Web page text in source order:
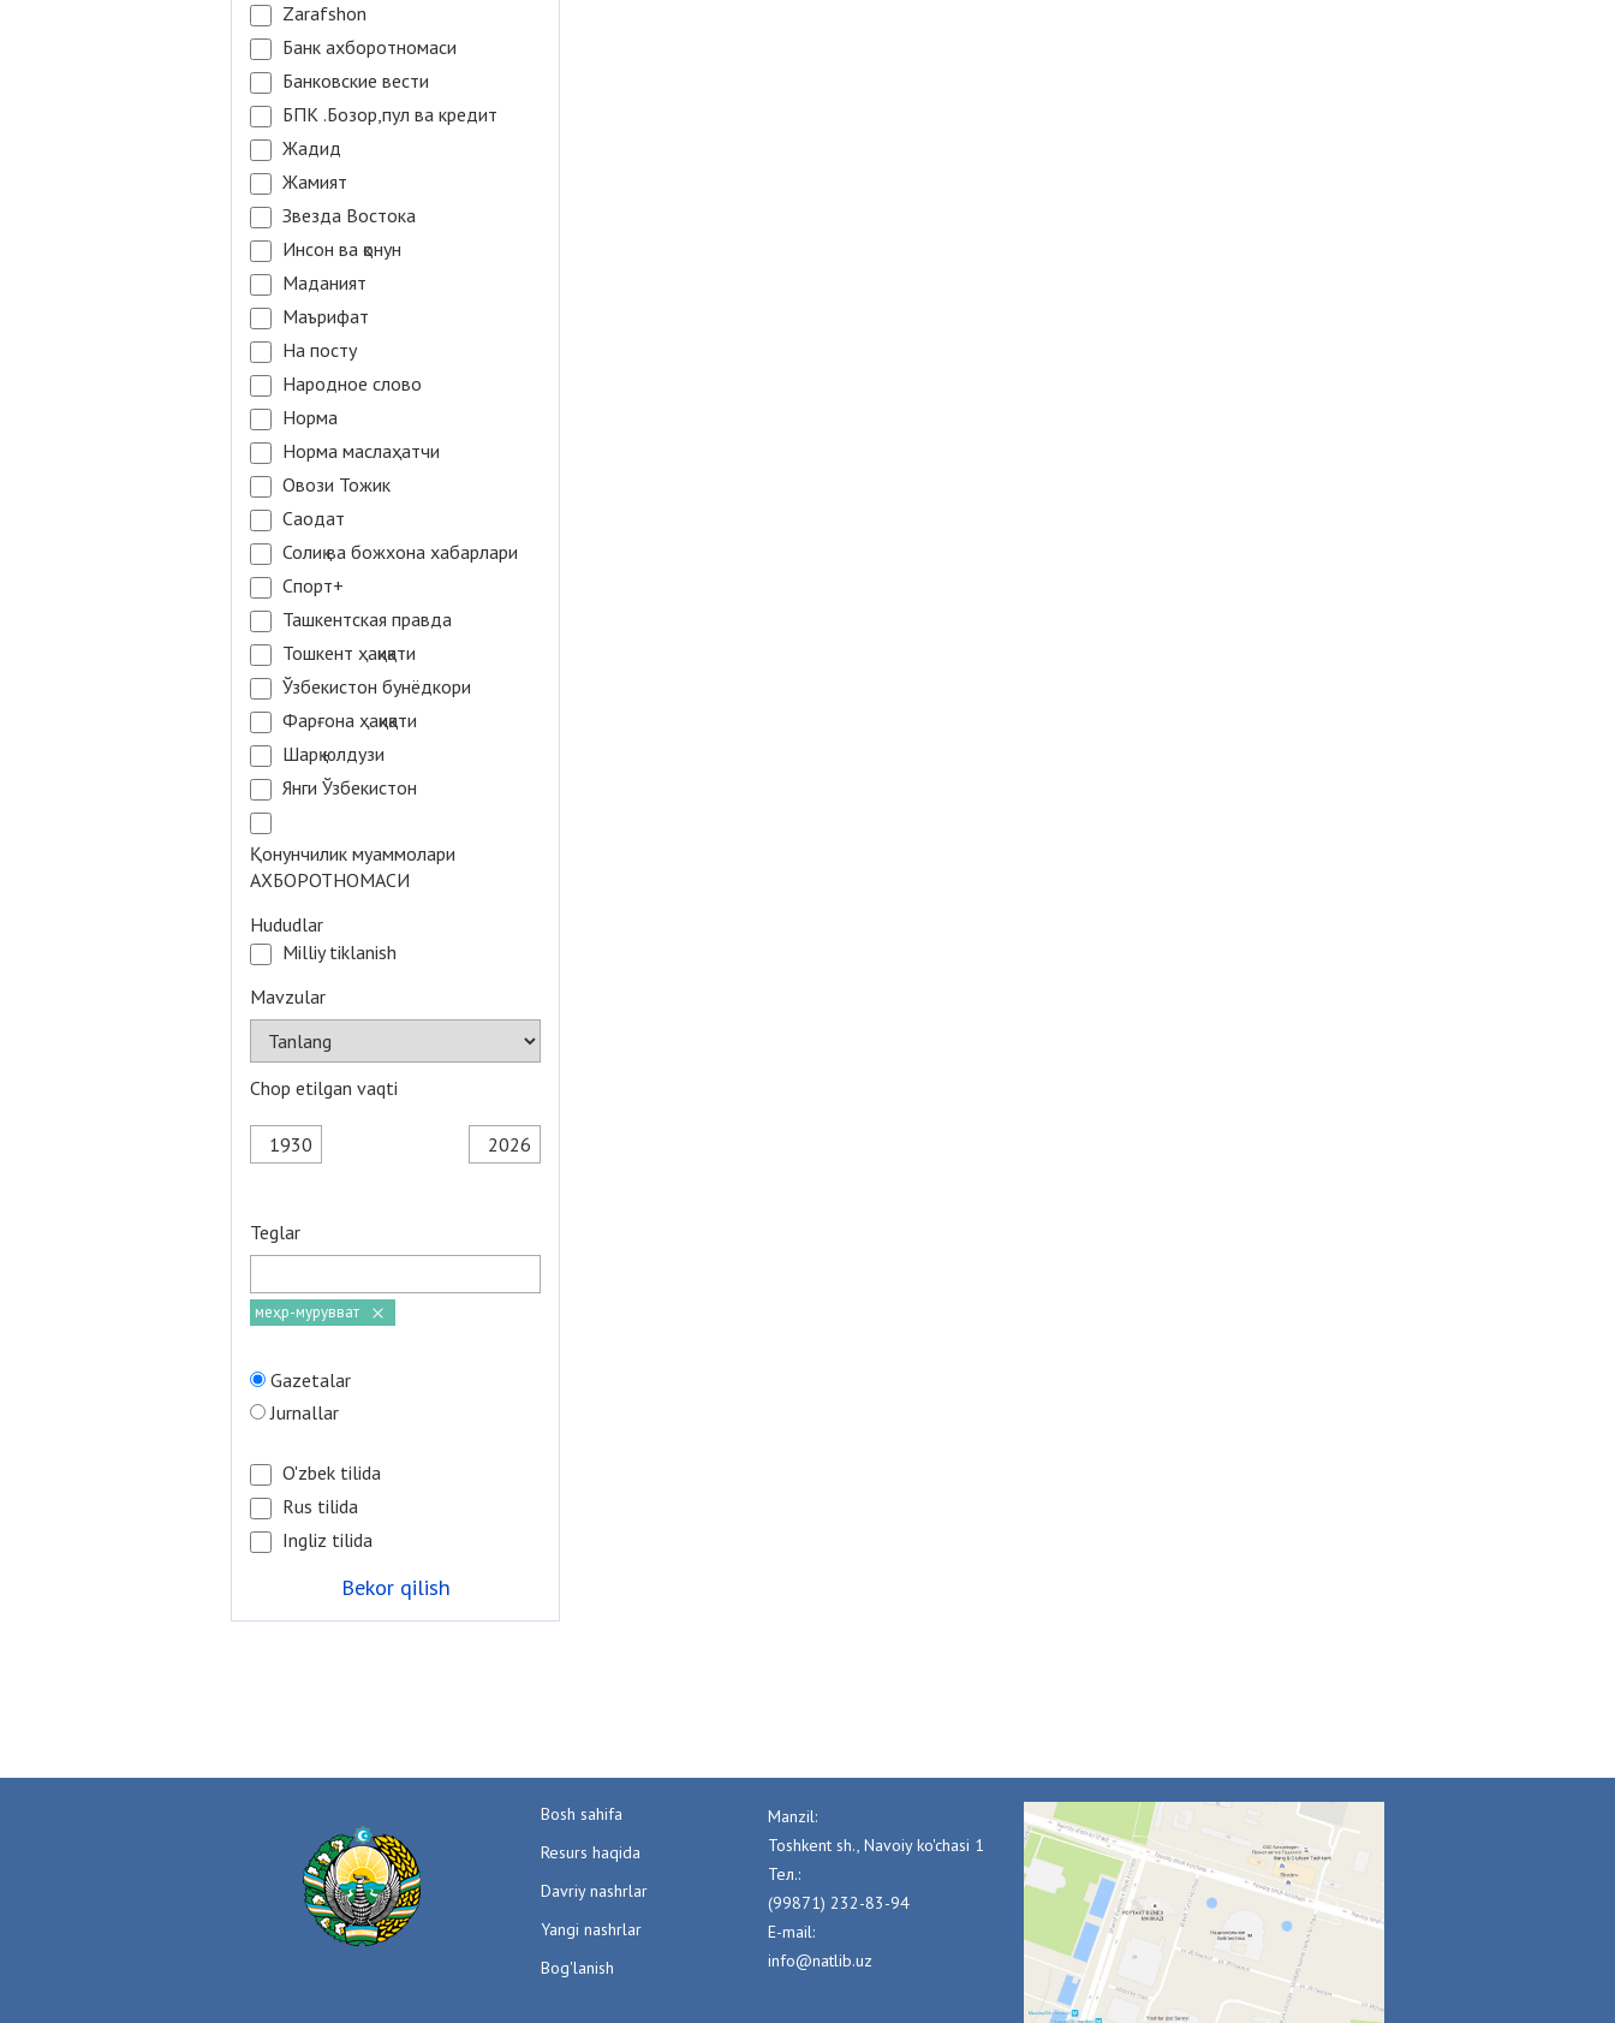
Zarafshon
Банк ахборотномаси
Банковские вести
БПК .Бозор,пул ва кредит
Жадид
Жамият
Звезда Востока
Инсон ва қонун
Маданият
Маърифат
На посту
Народное слово
Норма
Норма маслаҳатчи
Овози Тожик
Саодат
Солиқ ва божхона хабарлари
Спорт+
Ташкентская правда
Тошкент ҳақиқати
Ўзбекистон бунёдкори
Фарғона ҳақиқати
Шарқ юлдузи
Янги Ўзбекистон
Қонунчилик муаммолари
АХБОРОТНОМАСИ
Hududlar
Milliy tiklanish
Mavzular
Chop etilgan vaqti
Teglar
меҳр-мурувват
Gazetalar
Jurnallar
O'zbek tilida
Rus tilida
Ingliz tilida
Bekor qilish
Bosh sahifa
Resurs haqida
Davriy nashrlar
Yangi nashrlar
Bog'lanish
Manzil:
Toshkent sh., Navoiy ko'chasi 1
Тел.:
(99871) 232-83-94
E-mail:
info@natlib.uz